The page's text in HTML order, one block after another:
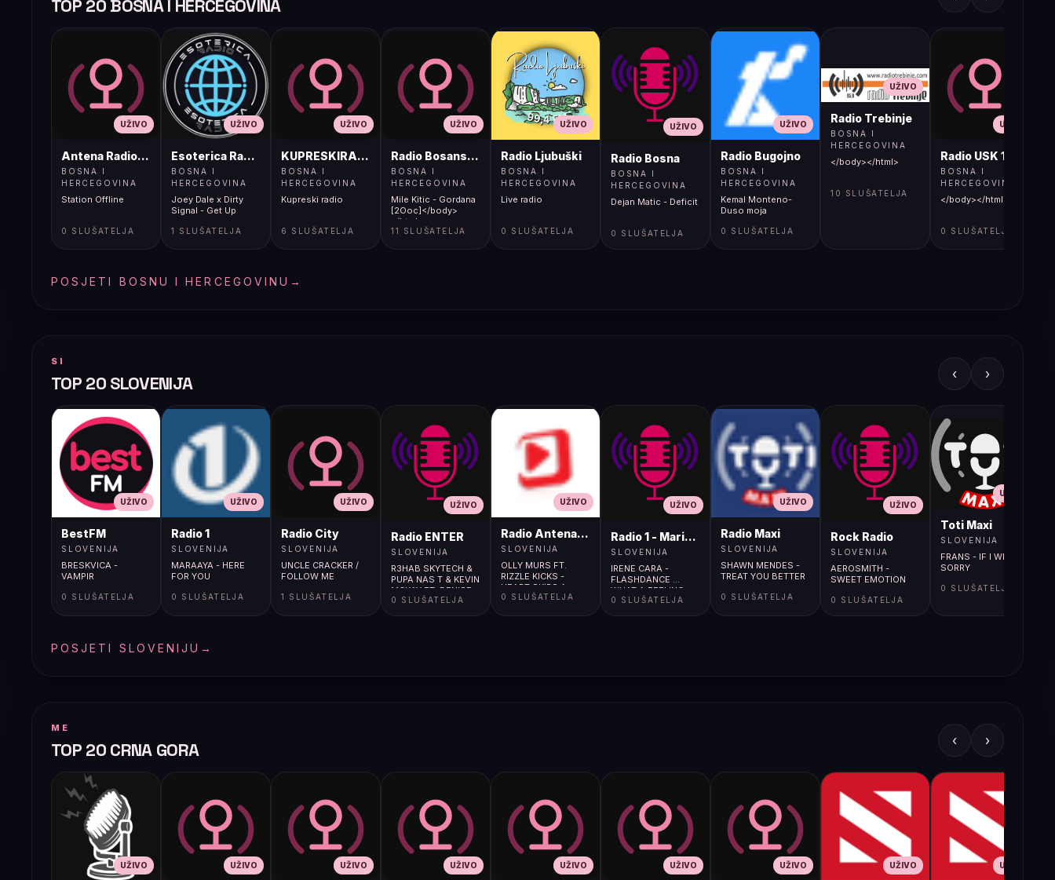
TOP 20 BOSNA I HERCEGOVINA
UŽIVO
Antena Radio, Jelah Tešanj
BOSNA I
HERCEGOVINA
Station Offline
0 SLUŠATELJA
UŽIVO
Esoterica Radio S1
BOSNA I
HERCEGOVINA
Joey Dale x Dirty
Signal - Get Up
1 SLUŠATELJA
UŽIVO
KUPRESKIRADIO
BOSNA I
HERCEGOVINA
Kupreski radio
6 SLUŠATELJA
UŽIVO
Radio Bosanski Brod
BOSNA I
HERCEGOVINA
Mile Kitic - Gordana
[2Ooc]</body>
</html>
11 SLUŠATELJA
UŽIVO
Radio Ljubuški
BOSNA I
HERCEGOVINA
Live radio
0 SLUŠATELJA
UŽIVO
Radio Bosna
BOSNA I
HERCEGOVINA
Dejan Matic - Deficit
0 SLUŠATELJA
UŽIVO
Radio Bugojno
BOSNA I
HERCEGOVINA
Kemal Monteno-
Duso moja
0 SLUŠATELJA
UŽIVO
Radio Trebinje
BOSNA I
HERCEGOVINA
</body></html>
10 SLUŠATELJA
UŽIVO
Radio USK 1
BOSNA I
HERCEGOVINA
</body></html>
0 SLUŠATELJA
POSJETI BOSNU I HERCEGOVINU →
SI
TOP 20 SLOVENIJA ‹ ›
UŽIVO
BestFM
SLOVENIJA
BRESKVICA -
VAMPIR
0 SLUŠATELJA
UŽIVO
Radio 1
SLOVENIJA
MARAAYA - HERE
FOR YOU
0 SLUŠATELJA
UŽIVO
Radio City
SLOVENIJA
UNCLE CRACKER /
FOLLOW ME
1 SLUŠATELJA
UŽIVO
Radio ENTER
SLOVENIJA
R3HAB SKYTECH &
PUPA NAS T & KEVIN
MCKAY FT. DENISE
BELFON & FIDELES -
0 SLUŠATELJA
UŽIVO
Radio Antena (105.2MHz)
SLOVENIJA
OLLY MURS FT.
RIZZLE KICKS -
HEART SKIPS A
BEAT
0 SLUŠATELJA
UŽIVO
Radio 1 - Maribor (107.9MHz)
SLOVENIJA
IRENE CARA -
FLASHDANCE ...
WHAT A FEELING
0 SLUŠATELJA
UŽIVO
Radio Maxi
SLOVENIJA
SHAWN MENDES -
TREAT YOU BETTER
0 SLUŠATELJA
UŽIVO
Rock Radio
SLOVENIJA
AEROSMITH -
SWEET EMOTION
0 SLUŠATELJA
UŽIVO
Toti Maxi
SLOVENIJA
FRANS - IF I WERE
SORRY
0 SLUŠATELJA
POSJETI SLOVENIJU →
ME
TOP 20 CRNA GORA ‹ ›
UŽIVO UŽIVO UŽIVO UŽIVO UŽIVO UŽIVO UŽIVO UŽIVO UŽIVO